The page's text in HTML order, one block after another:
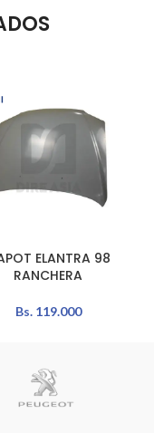
ELANTRA 98
RANCHERA
Bs.119.000